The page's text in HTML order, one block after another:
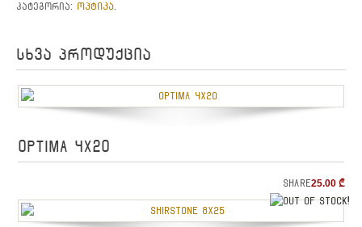
კატეგორია: ოპტიკა
სხვა პროდუქცია
OPTIMA 4X20
25.00 ₾
Share